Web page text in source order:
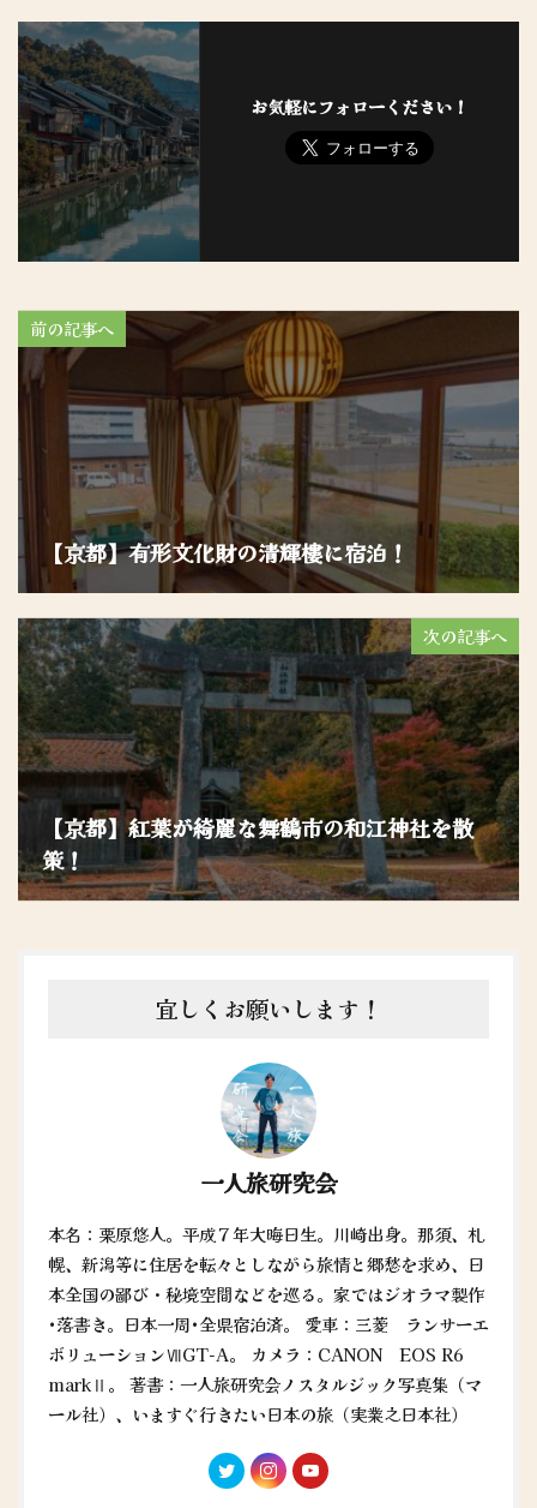
お気軽にフォローください！
前の記事へ
【京都】有形文化財の清輝樓に宿泊！
次の記事へ
【京都】紅葉が綺麗な舞鶴市の和江神社を散
策！
宜しくお願いします！
一人旅研究会
本名：栗原悠人。平成７年大晦日生。川崎出身。那須、札
幌、新潟等に住居を転々としながら旅情と郷愁を求め、日
本全国の鄙び・秘境空間などを巡る。家ではジオラマ製作
•落書き。日本一周•全県宿泊済。 愛車：三菱 ランサーエ
ボリューションⅦGT-A。 カメラ：CANON EOS R6
markⅡ。 著書：一人旅研究会ノスタルジック写真集（マ
ール社）、いますぐ行きたい日本の旅（実業之日本社）